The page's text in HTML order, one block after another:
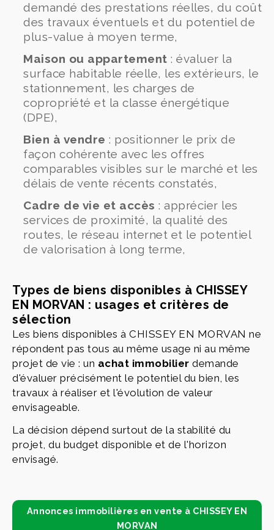
demandé des prestations réelles, du coût
des travaux éventuels et du potentiel de
plus-value à moyen terme,
Maison ou appartement : évaluer la
surface habitable réelle, les extérieurs, le
stationnement, les charges de
copropriété et la classe énergétique
(DPE),
Bien à vendre : positionner le prix de
façon cohérente avec les offres
comparables visibles sur le marché et les
délais de vente récents constatés,
Cadre de vie et accès : apprécier les
services de proximité, la qualité des
routes, le réseau internet et le potentiel
de valorisation à long terme,
Types de biens disponibles à CHISSEY
EN MORVAN : usages et critères de
sélection
Les biens disponibles à CHISSEY EN MORVAN ne
répondent pas tous au même usage ni au même
projet de vie : un achat immobilier demande
d'évaluer précisément le potentiel du bien, les
travaux à réaliser et l'évolution de valeur
envisageable.
La décision dépend surtout de la stabilité du
projet, du budget disponible et de l'horizon
envisagé.
Annonces immobilières en vente à CHISSEY EN
MORVAN